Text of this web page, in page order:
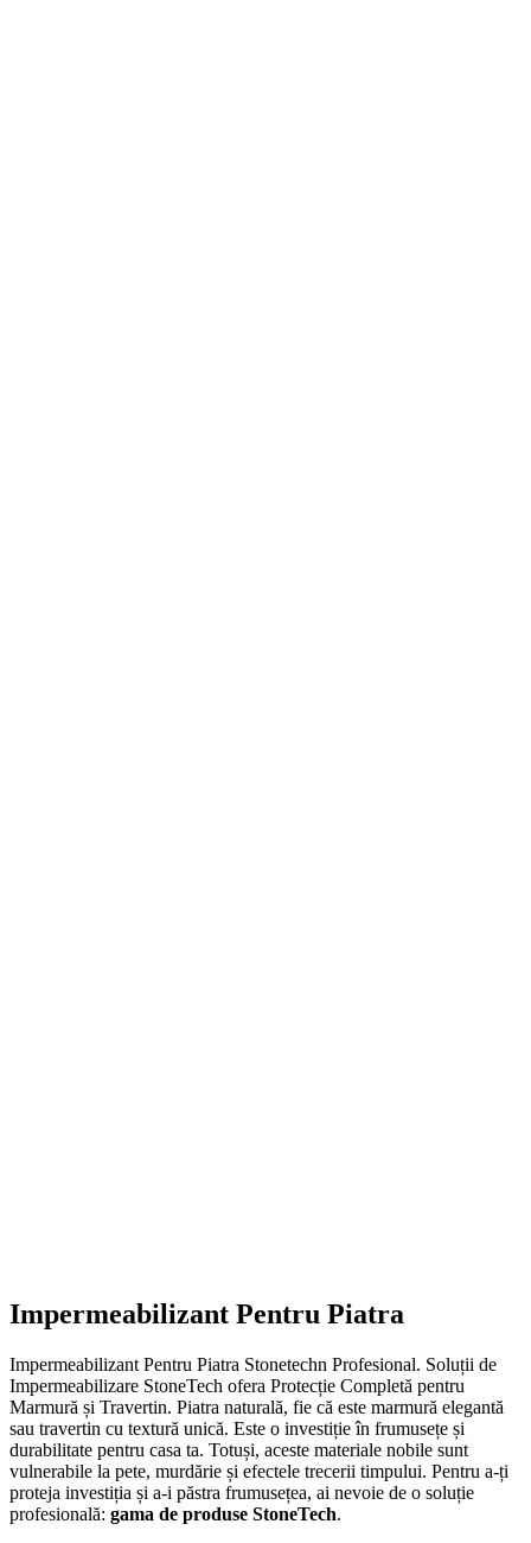
Impermeabilizant Pentru Piatra
Impermeabilizant Pentru Piatra Stonetechn Profesional. Soluții de
Impermeabilizare StoneTech ofera Protecție Completă pentru
Marmură și Travertin. Piatra naturală, fie că este marmură elegantă
sau travertin cu textură unică. Este o investiție în frumusețe și
durabilitate pentru casa ta. Totuși, aceste materiale nobile sunt
vulnerabile la pete, murdărie și efectele trecerii timpului. Pentru a-ți
proteja investiția și a-i păstra frumusețea, ai nevoie de o soluție
profesională: gama de produse StoneTech.